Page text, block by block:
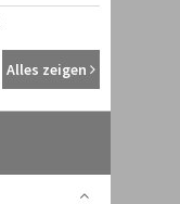
Alles zeigen